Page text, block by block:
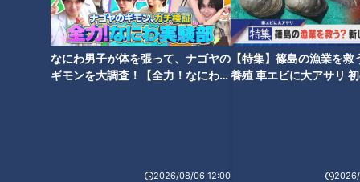
なにわ男子が体を張って、ナゴヤの
ギモンを大調査！【全力！なにわ実
2026/08/06 12:00
【特集】篠島の漁業を救
養殖 車エビに大アサリ
生活をちょっと変えるだけ！無
理なくやせるダイエット